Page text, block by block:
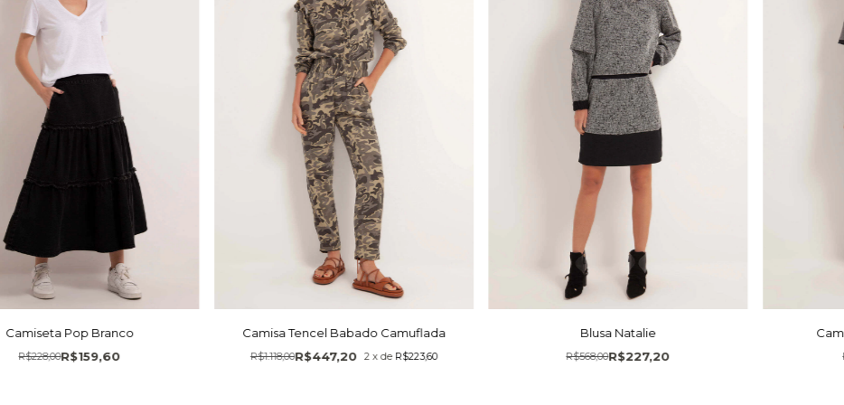
Camiseta Pop Branco
R$159,60
R$228,00
Camisa Tencel Babado Camuflada
R$447,20
R$1.118,00 2 xde R$223,60
Blusa Natalie
R$227,20
R$568,00